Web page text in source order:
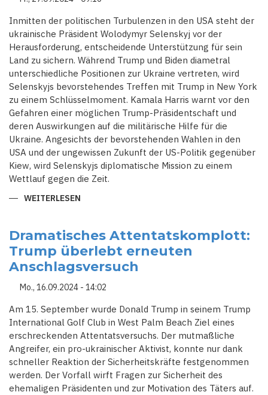
NACH
FAKTENCHECK
Inmitten der politischen Turbulenzen in den USA steht der
ukrainische Präsident Wolodymyr Selenskyj vor der
Herausforderung, entscheidende Unterstützung für sein
Land zu sichern. Während Trump und Biden diametral
unterschiedliche Positionen zur Ukraine vertreten, wird
Selenskyjs bevorstehendes Treffen mit Trump in New York
zu einem Schlüsselmoment. Kamala Harris warnt vor den
Gefahren einer möglichen Trump-Präsidentschaft und
deren Auswirkungen auf die militärische Hilfe für die
Ukraine. Angesichts der bevorstehenden Wahlen in den
USA und der ungewissen Zukunft der US-Politik gegenüber
Kiew, wird Selenskyjs diplomatische Mission zu einem
Wettlauf gegen die Zeit.
WEITERLESEN
WETTLAUF
GEGEN
DIE
ZEIT
VOR
DEN
US-
WAHLEN
Dramatisches Attentatskomplott:
Trump überlebt erneuten
Anschlagsversuch
Mo., 16.09.2024 - 14:02
Am 15. September wurde Donald Trump in seinem Trump
International Golf Club in West Palm Beach Ziel eines
erschreckenden Attentatsversuchs. Der mutmaßliche
Angreifer, ein pro-ukrainischer Aktivist, konnte nur dank
schneller Reaktion der Sicherheitskräfte festgenommen
werden. Der Vorfall wirft Fragen zur Sicherheit des
ehemaligen Präsidenten und zur Motivation des Täters auf.